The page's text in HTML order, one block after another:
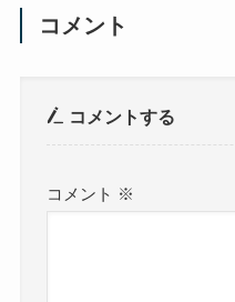
コメント
コメントする
コメント ※